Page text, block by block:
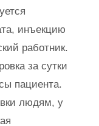
инъекцию
работник.
за сутки
пациента.
людям, у